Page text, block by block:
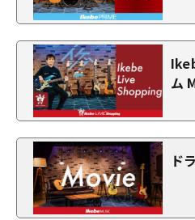
ム
ド